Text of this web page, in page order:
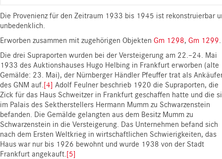
Die Provenienz für den Zeitraum 1933 bis 1945 ist rekonstruierbar
unbedenklich.
Erworben zusammen mit zugehörigen Objekten Gm 1298, Gm 1299
Die drei Supraporten wurden bei der Versteigerung am 22.–24. Mai
1933 des Auktionshauses Hugo Helbing in Frankfurt erworben (alte
Gemälde: 23. Mai), der Nürnberger Händler Pfeuffer trat als
des GNM auf. [4] Adolf Feulner beschrieb 1920 die Supraporten, die
Zick für das Haus Schweitzer in Frankfurt geschaffen hatte und die
im Palais des Sektherstellers Hermann Mumm zu Schwarzenstein
befanden. Die Gemälde gelangten aus dem Besitz Mumm zu
Schwarzenstein in die Versteigerung. Das Unternehmen befand sich
nach dem Ersten Weltkrieg in wirtschaftlichen Schwierigkeiten, das
Haus war nur bis 1926 bewohnt und wurde 1938 von der Stadt
Frankfurt angekauft. [5]